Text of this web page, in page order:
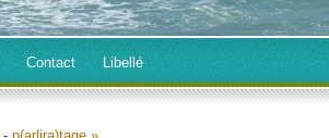
Contact Libellé